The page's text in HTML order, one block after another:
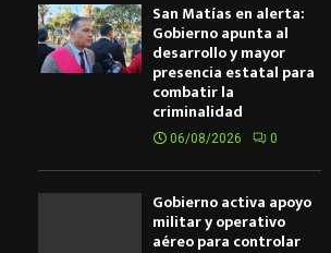
San Matías en alerta:
Gobierno apunta al
desarrollo y mayor
presencia estatal para
combatir la
criminalidad
06/08/2026 0
Gobierno activa apoyo
militar y operativo
aéreo para controlar